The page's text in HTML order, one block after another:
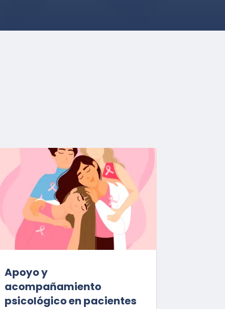
Apoyo y
acompañamiento
psicológico en pacientes